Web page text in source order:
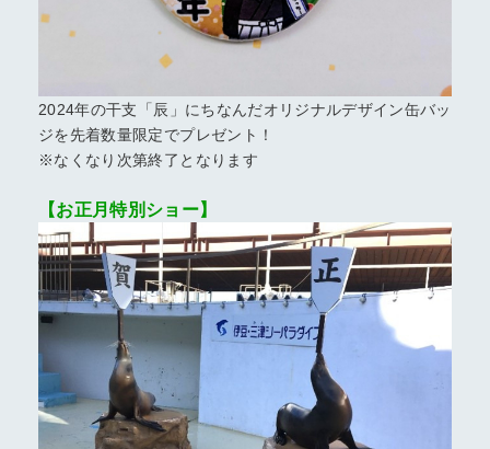
2024年の干支「辰」にちなんだオリジナルデザイン缶バッ
ジを先着数量限定でプレゼント！
※なくなり次第終了となります
【お正月特別ショー】